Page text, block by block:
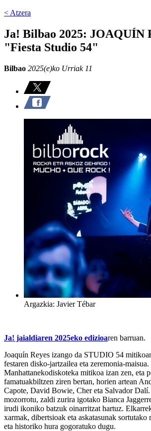
< Atzera
Ja! Bilbao 2025: JOAQUÍN
"Fiesta Studio 54"
Bilbao 2025(e)ko Urriak 11
Argazkia: Javier Tébar
Ja! jaialdiaren 2025eko edizioaren barruan.
Joaquín Reyes izango da STUDIO 54
festaren disko-jartzailea eta zeremonia-
Manhattanekodiskoteka mitikoa izan zen, eta
famatuakbiltzen ziren bertan, horien artean
Capote, David Bowie, Cher eta Salvador Dalí.
mozorrotu, zaldi zurira igotako Bianca
irudi ikoniko batzuk oinarritzat hartuz.
xarmak, dibertsioak eta askatasunak sortutako
eta historiko hura gogoratuko dugu.